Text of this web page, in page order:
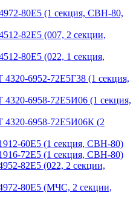
80Е5 (1 секция, СВН-80,
82Е5 (007, 2 секции,
80Е5 (022, 1 секция,
6952-72Е5Г38 (1 секция,
6958-72Е5И06 (1 секция,
4320-6958-72Е5И06К (2
60Е5 (1 секция, СВН-80)
72Е5 (1 секция, СВН-80)
82Е5 (022, 2 секции,
80Е5 (МЧС, 2 секции,